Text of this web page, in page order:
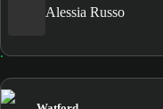
Alessia Russo